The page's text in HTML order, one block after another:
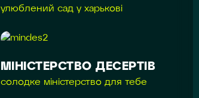
улюблений сад у харькові
МІНІСТЕРСТВО ДЕСЕРТІВ
солодке міністерство для тебе